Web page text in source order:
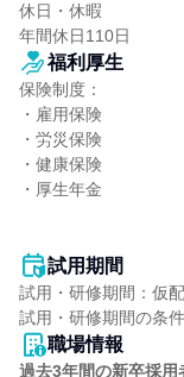
休日・休暇
年間休日110日
福利厚生
保険制度：
・雇用保険
・労災保険
・健康保険
・厚生年金
試用期間
試用・研修期間：仮
職場情報
過去3年間の新卒採用